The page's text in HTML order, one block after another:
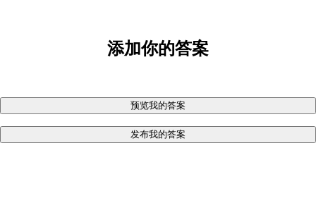
添加你的答案
预览我的答案
发布我的答案